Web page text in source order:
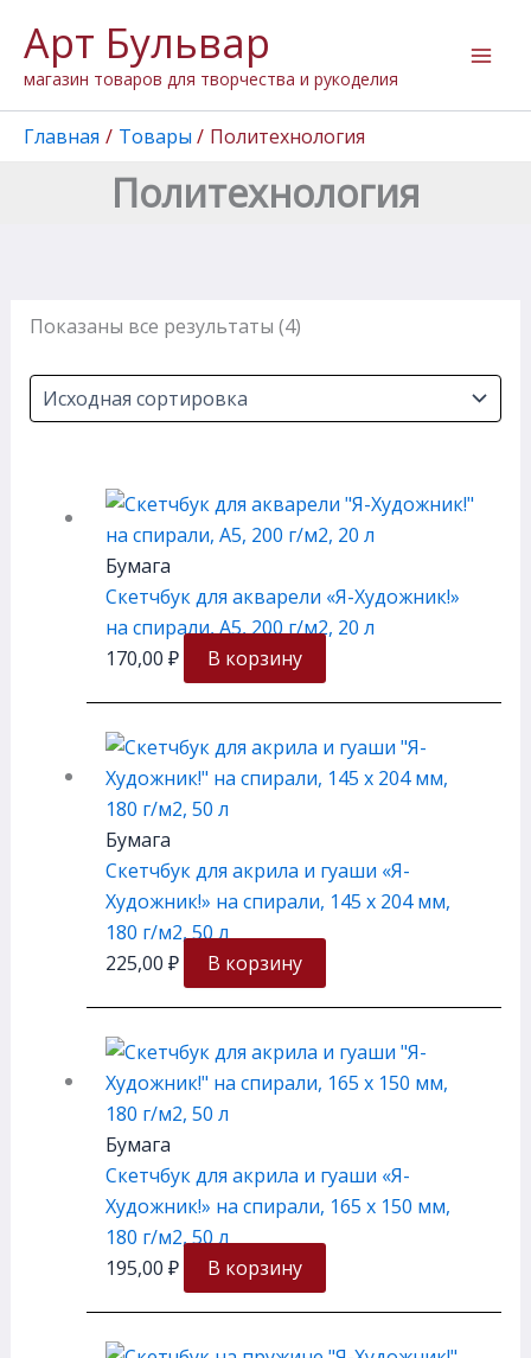
содержимому
Арт Бульвар
магазин товаров для творчества и рукоделия
Главная Товары Политехнология
Политехнология
Показаны все результаты (4)
Бумага
Скетчбук для акварели «Я-Художник!»
на спирали, А5, 200 г/м2, 20 л
170,00 ₽ В корзину
Бумага
Скетчбук для акрила и гуаши «Я-
Художник!» на спирали, 145 х 204 мм,
180 г/м2, 50 л
225,00 ₽ В корзину
Бумага
Скетчбук для акрила и гуаши «Я-
Художник!» на спирали, 165 х 150 мм,
180 г/м2, 50 л
195,00 ₽ В корзину